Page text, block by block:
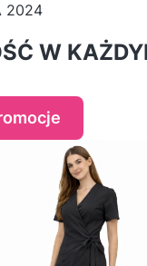
2024
W